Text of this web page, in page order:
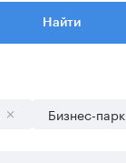
Найти
Бизнес-парк